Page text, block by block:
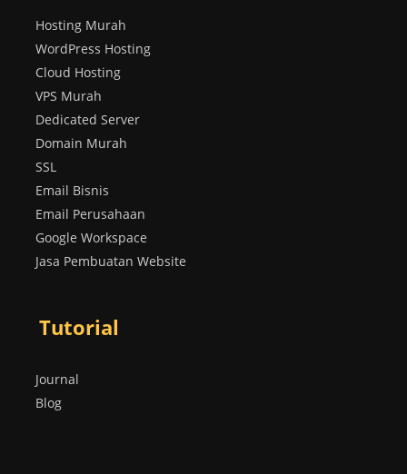
Hosting Murah
WordPress Hosting
Cloud Hosting
VPS Murah
Dedicated Server
Domain Murah
SSL
Email Bisnis
Email Perusahaan
Google Workspace
Jasa Pembuatan Website
Tutorial
Journal
Blog